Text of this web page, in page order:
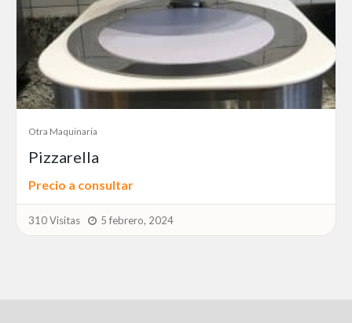
Otra Maquinaria
Pizzarella
Precio a consultar
310 Visitas 5 febrero, 2024